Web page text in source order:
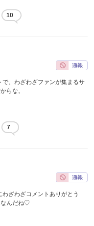
10
、わざわざファンが集まるサ
らな。
7
ざわざコメントありがとう
んだね♡